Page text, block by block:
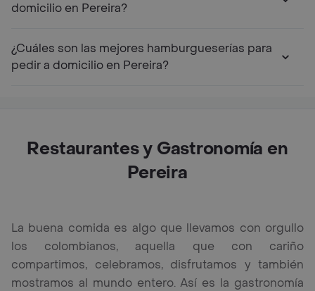
domicilio en Pereira?
¿Cuáles son las mejores hamburgueserías para
pedir a domicilio en Pereira?
Restaurantes y Gastronomía en
Pereira
La buena comida es algo que llevamos con orgullo
los colombianos, aquella que con cariño
compartimos, celebramos, disfrutamos y también
mostramos al mundo entero. Así es la gastronomía